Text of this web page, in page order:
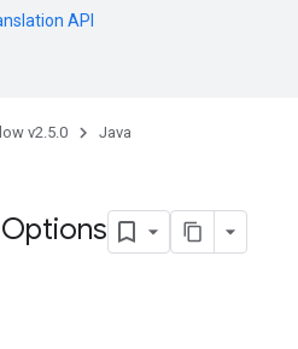
API
v2.5.0 Java
Options